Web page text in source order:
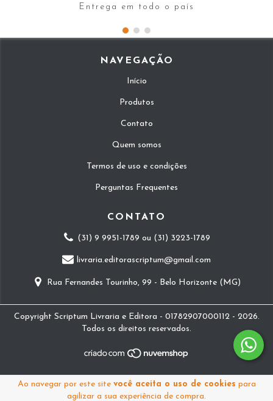
Ao navegar por este site você aceita o uso de cookies para
agilizar a sua experiência de compra.
Entrega em todo o país
NAVEGAÇÃO
Início
Produtos
Contato
Quem somos
Termos de uso e condições
Perguntas Frequentes
CONTATO
(31) 9 9951-1789 ou (31) 3223-1789
livraria.editorascriptum@gmail.com
Rua Fernandes Tourinho, 99 - Belo Horizonte (MG)
Copyright Scriptum Livraria e Editora - 01782907000112 - 2026.
Todos os direitos reservados.